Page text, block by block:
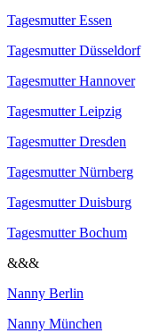
Tagesmutter Essen
Tagesmutter Düsseldorf
Tagesmutter Hannover
Tagesmutter Leipzig
Tagesmutter Dresden
Tagesmutter Nürnberg
Tagesmutter Duisburg
Tagesmutter Bochum
&&&
Nanny Berlin
Nanny München